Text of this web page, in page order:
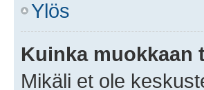
Ylös
Kuinka muokkaan
Mikäli et ole